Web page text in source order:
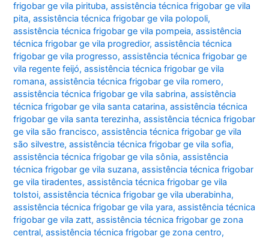
frigobar ge vila pirituba,assistência técnica frigobar ge vila
pita,assistência técnica frigobar ge vila polopoli,
assistência técnica frigobar ge vila pompeia,assistência
técnica frigobar ge vila progredior,assistência técnica
frigobar ge vila progresso,assistência técnica frigobar ge
vila regente feijó,assistência técnica frigobar ge vila
romana,assistência técnica frigobar ge vila romero,
assistência técnica frigobar ge vila sabrina,assistência
técnica frigobar ge vila santa catarina,assistência técnica
frigobar ge vila santa terezinha,assistência técnica frigobar
ge vila são francisco,assistência técnica frigobar ge vila
são silvestre,assistência técnica frigobar ge vila sofia,
assistência técnica frigobar ge vila sônia,assistência
técnica frigobar ge vila suzana,assistência técnica frigobar
ge vila tiradentes,assistência técnica frigobar ge vila
tolstoi,assistência técnica frigobar ge vila uberabinha,
assistência técnica frigobar ge vila yara,assistência técnica
frigobar ge vila zatt,assistência técnica frigobar ge zona
central,assistência técnica frigobar ge zona centro,